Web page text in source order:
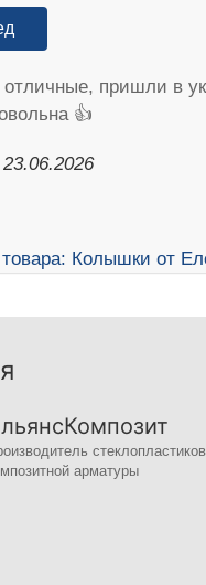
пришли в
👍
арматуры